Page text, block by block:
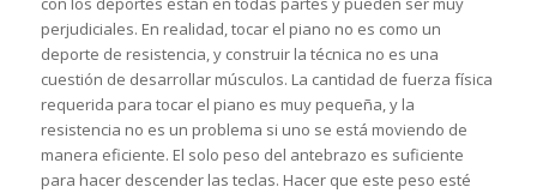
perjudiciales. En realidad, tocar el piano no es como un
deporte de resistencia, y construir la técnica no es una
cuestión de desarrollar músculos. La cantidad de fuerza física
requerida para tocar el piano es muy pequeña, y la
resistencia no es un problema si uno se está moviendo de
manera eficiente. El solo peso del antebrazo es suficiente
para hacer descender las teclas. Hacer que este peso esté